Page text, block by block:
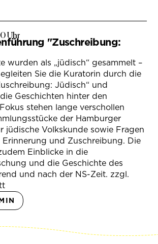
Uhr
"Zuschreibung:
wurden als „jüdisch“ gesammelt –
Sie die Kuratorin durch die
Jüdisch“ und
Geschichten hinter den
stehen lange verschollen
der Hamburger
jüdische Volkskunde sowie Fragen
Erinnerung und Zuschreibung. Die
Einblicke in die
und die Geschichte des
und nach der NS-Zeit. zzgl.